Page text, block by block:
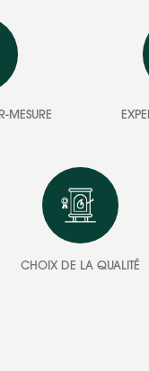
MESURE
CHOIX DE LA QUALITÉ